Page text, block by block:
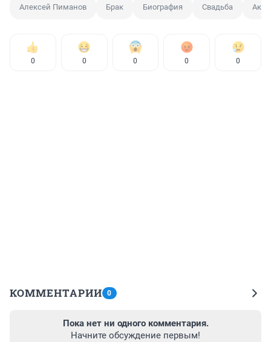
Алексей Пиманов Брак Биография Свадьба
0 0 0 0 0
КОММЕНТАРИИ 0
Пока нет ни одного комментария.
Начните обсуждение первым!